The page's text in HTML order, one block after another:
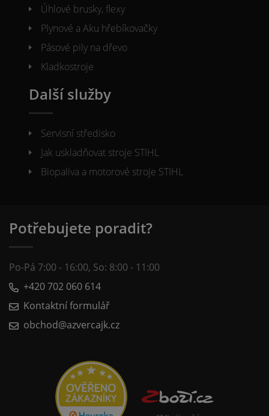
Úhlové brusky, flexy
Plynové a Aku hřebíkovačky
Pásové pily na dřevo
Kladkostroje
Další služby
Servisní středisko
Jak uskladňovat stroje STIHL
Biopaliva a motorové stroje STIHL
Potřebujete poradit?
Po-Pá 7:00 - 16:00, So: 8:00 - 11:00
+420 702 060 614
Kontaktní formulář
obchod@azvercajk.cz